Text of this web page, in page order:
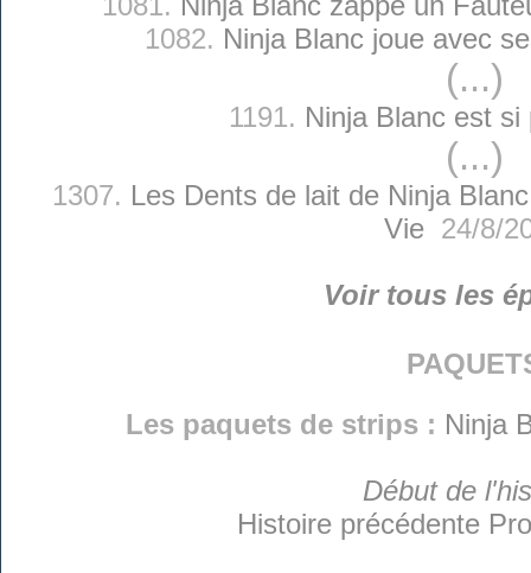
1082. Ninja Blanc joue avec
(...)
1191. Ninja Blanc est si
(...)
1307. Les Dents de lait de Ninja
Vie24/8/
Voir tous les
Les paquets de strips : Ninja
Début de
Histoire précédente